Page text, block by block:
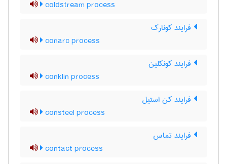
coldstream process
فرایند کونارک
conarc process
فرایند کونکلین
conklin process
فرایند کن استیل
consteel process
فرایند تماس
contact process